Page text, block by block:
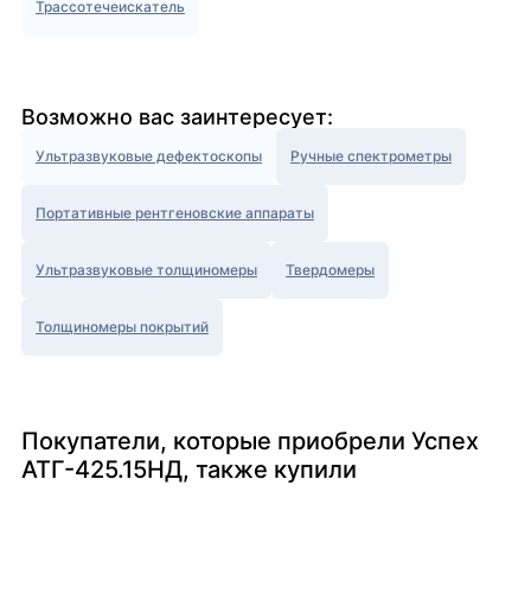
Трассотечеискатель
Возможно вас заинтересует:
Ультразвуковые дефектоскопы Ручные спектрометры
Портативные рентгеновские аппараты
Ультразвуковые толщиномеры Твердомеры
Толщиномеры покрытий
Покупатели, которые приобрели Успех
АТГ-425.15НД, также купили